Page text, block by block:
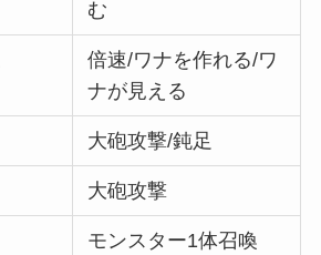
む
倍速/ワナを作れる/ワ
ナが見える
大砲攻撃/鈍足
大砲攻撃
モンスター1体召喚